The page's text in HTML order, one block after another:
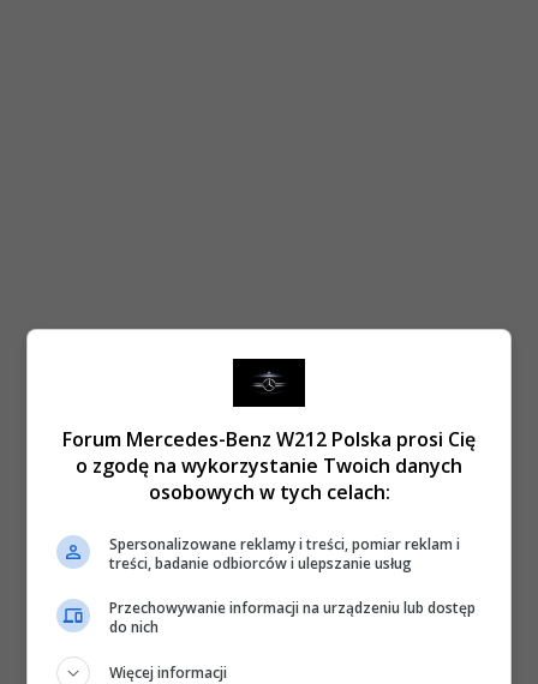
Forum Mercedes-Benz W212 Polska prosi Cię
o zgodę na wykorzystanie Twoich danych
osobowych w tych celach:
Spersonalizowane reklamy i treści, pomiar reklam i
treści, badanie odbiorców i ulepszanie usług
Przechowywanie informacji na urządzeniu lub dostęp
do nich
Więcej informacji